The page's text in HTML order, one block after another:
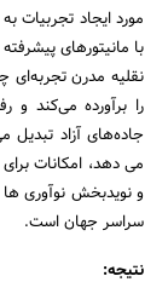
مورد ایجاد تجربیات
با مانیتورهای
نقلیه مدرن تجربه‌ای
را برآورده می‌کند و
جاده‌های آزاد تبدیل
می دهد، امکانات
و نویدبخش نوآوری ها
سراسر جهان است.
نتیجه: